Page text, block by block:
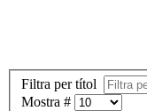
Filtra per títol
Mostra #